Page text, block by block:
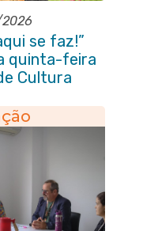
se faz!”
quinta-feira
Cultura